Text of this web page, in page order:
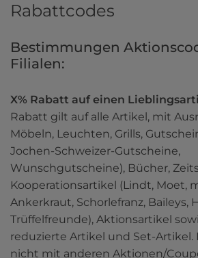
Rabattcodes
Bestimmungen
Filialen:
X% Rabatt auf einen
Rabatt gilt auf alle Artikel, mit
Möbeln, Leuchten, Grills,
Jochen-Schweizer-Gutscheine,
Wunschgutscheine), Bücher,
Kooperationsartikel (Lindt, Moet,
Ankerkraut, Schorlefranz, Baileys,
Trüffelfreunde), Aktionsartikel
reduzierte Artikel und Set-Artikel.
nicht mit anderen Aktionen/